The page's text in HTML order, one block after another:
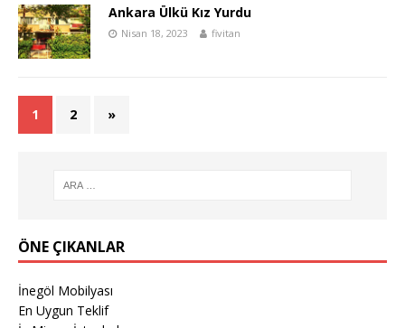
Ankara Ülkü Kız Yurdu
Nisan 18, 2023 fivitan
1 2 »
ÖNE ÇIKANLAR
İnegöl Mobilyası
En Uygun Teklif